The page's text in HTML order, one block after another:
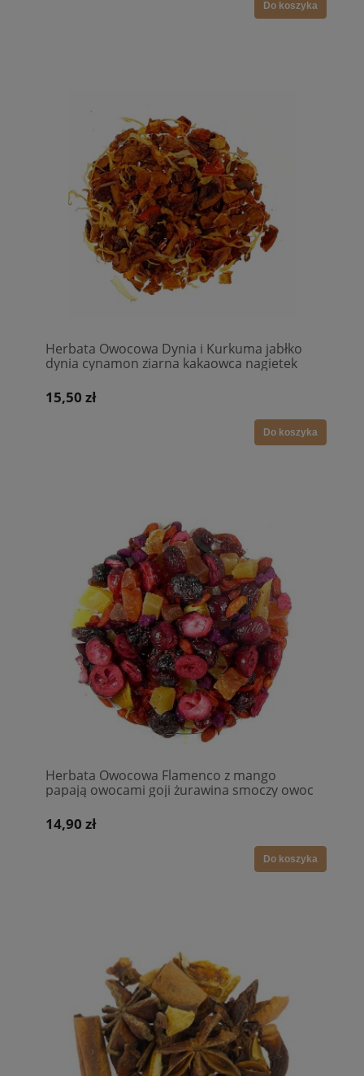
Do koszyka
Herbata Owocowa Dynia i Kurkuma jabłko
dynia cynamon ziarna kakaowca nagietek
15,50 zł
Do koszyka
Herbata Owocowa Flamenco z mango
papają owocami goji żurawina smoczy owoc
14,90 zł
Do koszyka